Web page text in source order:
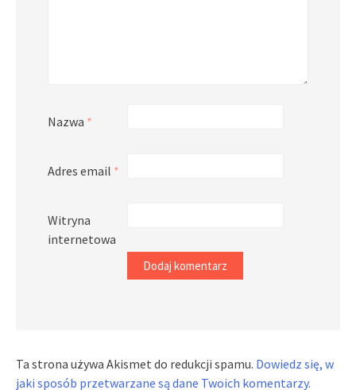
Nazwa *
Adres email *
Witryna
internetowa
Ta strona używa Akismet do redukcji spamu. Dowiedz się, w
jaki sposób przetwarzane są dane Twoich komentarzy.